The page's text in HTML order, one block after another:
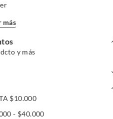
más
y más
$10.000
- $40.000